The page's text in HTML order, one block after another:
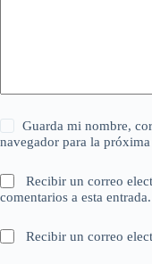
Guarda mi nombre,
navegador para la
Recibir un correo
comentarios a esta entrada.
Recibir un correo